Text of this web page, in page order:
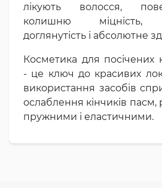
лікують волосся,
колишню міцність,
доглянутість і абсолютне
Косметика для посічених
- це ключ до красивих
використання засобів
ослаблення кінчиків пасм,
пружними і еластичними.